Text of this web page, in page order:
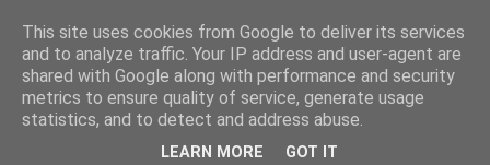
Copilarim
This site uses cookies from Google to deliver its services
and to analyze traffic. Your IP address and user-agent are
shared with Google along with performance and security
metrics to ensure quality of service, generate usage
statistics, and to detect and address abuse.
LEARN MORE GOT IT